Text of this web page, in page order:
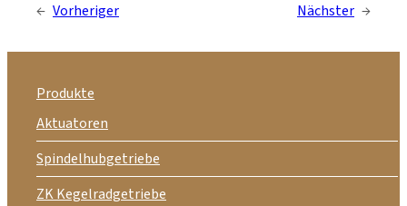
← Vorheriger Nächster →
Produkte
Aktuatoren
Spindelhubgetriebe
ZK Kegelradgetriebe